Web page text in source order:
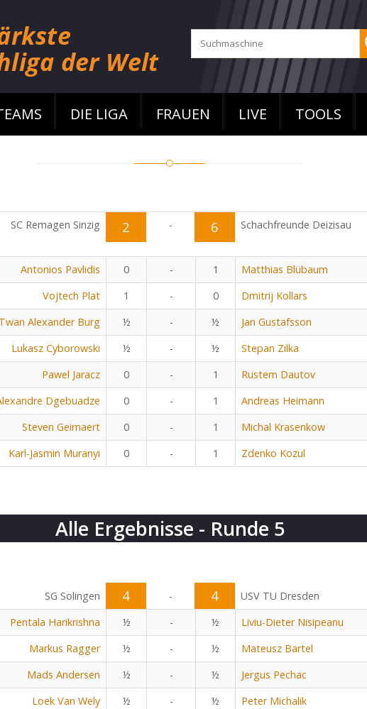
DIE LIGA FRAUEN LIVE TOOLS
SC Remagen Sinzig 2 - 6 Schachfreunde Deizisau
Antonios Pavlidis 0 - 1 Matthias Blübaum
Vojtech Plat 1 - 0 Dmitrij Kollars
Twan Alexander Burg ½ - ½ Jan Gustafsson
Lukasz Cyborowski ½ - ½ Stepan Zilka
Pawel Jaracz 0 - 1 Rustem Dautov
Dgebuadze 0 - 1 Andreas Heimann
Steven Geirnaert 0 - 1 Michal Krasenkow
Karl-Jasmin Muranyi 0 - 1 Zdenko Kozul
Alle Ergebnisse - Runde 5
SG Solingen 4 - 4
USV TU Dresden
Pentala Harikrishna ½ - ½ Liviu-Dieter Nisipeanu
Markus Ragger ½ - ½ Mateusz Bartel
Mads Andersen ½ - ½ Jergus Pechac
Loek Van Wely ½ - ½ Peter Michalik